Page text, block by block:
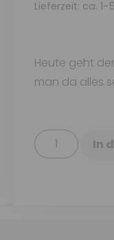
Lieferzeit: ca.
Heute geht
man da alles
In